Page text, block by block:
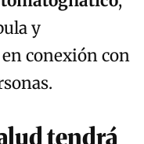
y
conexión con
tendrá